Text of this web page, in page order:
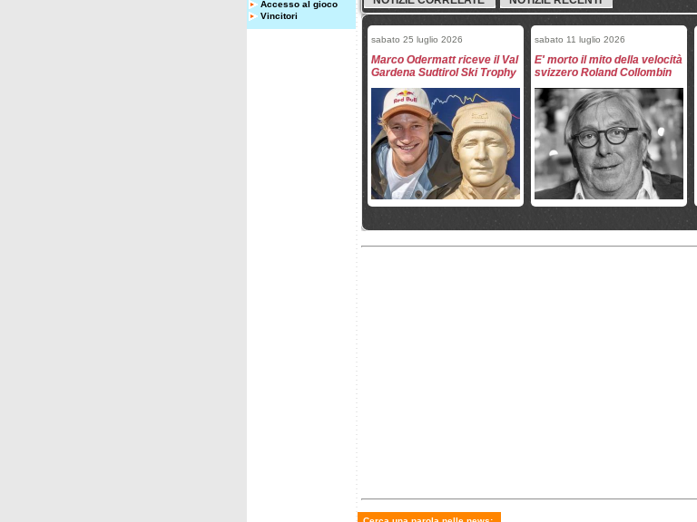
Accesso al gioco
Vincitori
sabato 25 luglio 2026
Marco Odermatt riceve il Val
Gardena Sudtirol Ski Trophy
sabato 11 luglio 2026
E' morto il mito della velocità
svizzero Roland Collombin